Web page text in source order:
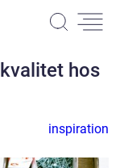
hos
inspiration